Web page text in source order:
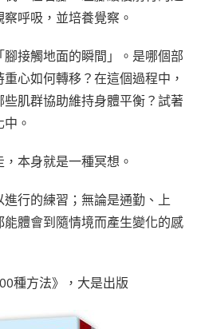
呼吸，並培養覺察。
接觸地面的瞬間」。是哪個部
心如何轉移？在這個過程中，
肌群協助維持身體平衡？試著
。
本身就是一種冥想。
行的練習；無論是通勤、上
體會到隨情境而產生變化的感
種方法》，大是出版